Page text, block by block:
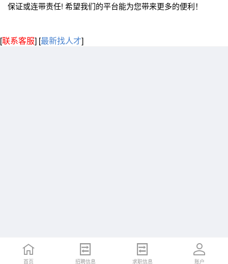
保证或连带责任! 希望我们的平台能为您带来更多的便利！
[联系客服] [最新找人才]
首页 招聘信息 求职信息 账户